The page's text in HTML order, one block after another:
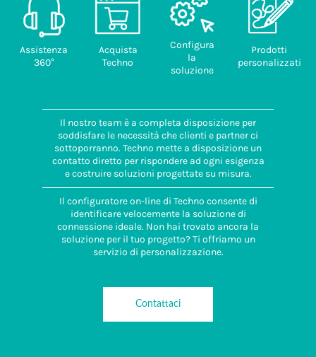
Assistenza
360°
Acquista
Techno
Configura
la
soluzione
Prodotti
personalizzati
Il nostro team è a completa disposizione per
soddisfare le necessità che clienti e partner ci
sottoporranno. Techno mette a disposizione un
contatto diretto per rispondere ad ogni esigenza
e costruire soluzioni progettate su misura.
Il configuratore on-line di Techno consente di
identificare velocemente la soluzione di
connessione ideale. Non hai trovato ancora la
soluzione per il tuo progetto? Ti offriamo un
servizio di personalizzazione.
Contattaci